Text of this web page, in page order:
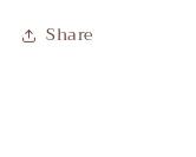
Share